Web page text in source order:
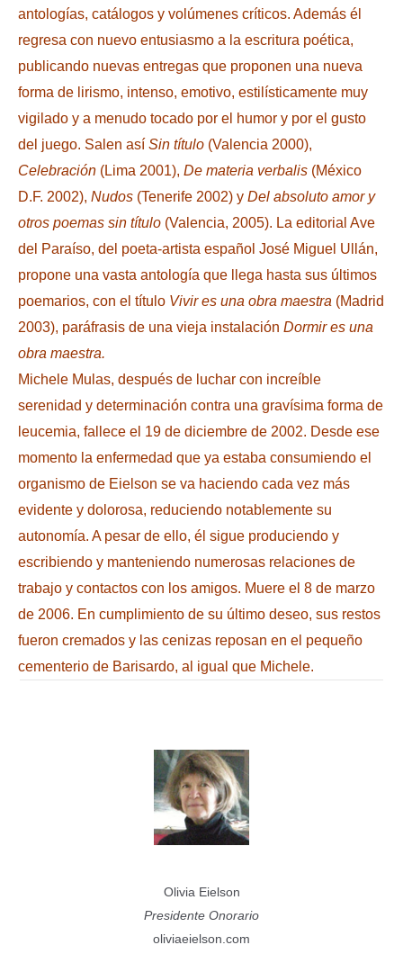
antologías, catálogos y volúmenes críticos. Además él
regresa con nuevo entusiasmo a la escritura poética,
publicando nuevas entregas que proponen una nueva
forma de lirismo, intenso, emotivo, estilísticamente muy
vigilado y a menudo tocado por el humor y por el gusto
del juego. Salen así Sin título (Valencia 2000),
Celebración (Lima 2001), De materia verbalis (México
D.F. 2002), Nudos (Tenerife 2002) y Del absoluto amor y
otros poemas sin título (Valencia, 2005). La editorial Ave
del Paraíso, del poeta-artista español José Miguel Ullán,
propone una vasta antología que llega hasta sus últimos
poemarios, con el título Vivir es una obra maestra (Madrid
2003), paráfrasis de una vieja instalación Dormir es una
obra maestra.
Michele Mulas, después de luchar con increíble
serenidad y determinación contra una gravísima forma de
leucemia, fallece el 19 de diciembre de 2002. Desde ese
momento la enfermedad que ya estaba consumiendo el
organismo de Eielson se va haciendo cada vez más
evidente y dolorosa, reduciendo notablemente su
autonomía. A pesar de ello, él sigue produciendo y
escribiendo y manteniendo numerosas relaciones de
trabajo y contactos con los amigos. Muere el 8 de marzo
de 2006. En cumplimiento de su último deseo, sus restos
fueron cremados y las cenizas reposan en el pequeño
cementerio de Barisardo, al igual que Michele.
Olivia Eielson
Presidente Onorario
oliviaeielson.com